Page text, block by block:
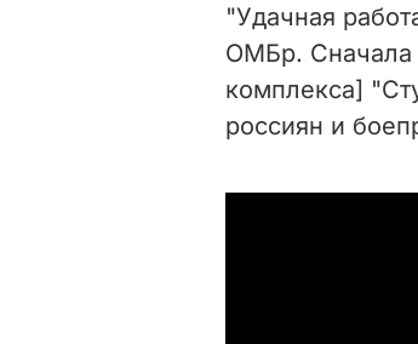
"Удачная
ОМБр. Сначала
комплекса]
россиян и